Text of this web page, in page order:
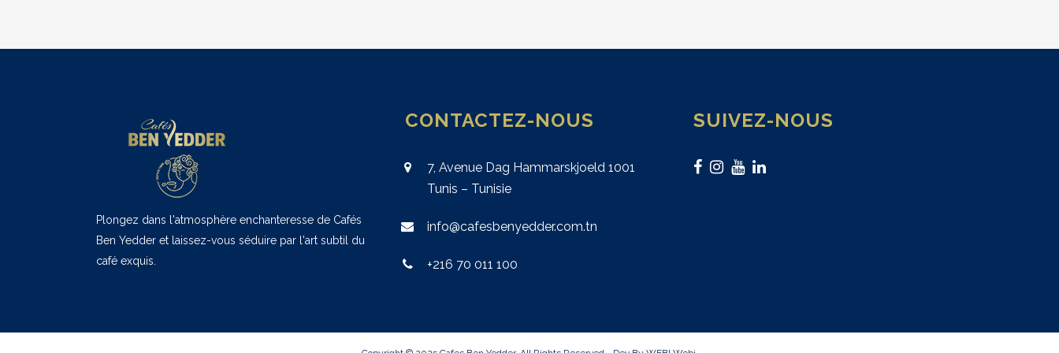
Plongez dans l'atmosphère enchanteresse de Cafés
Ben Yedder et laissez-vous séduire par l'art subtil du
café exquis.
CONTACTEZ-NOUS
7, Avenue Dag Hammarskjoeld 1001
Tunis – Tunisie
info@cafesbenyedder.com.tn
+216 70 011 100
SUIVEZ-NOUS